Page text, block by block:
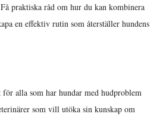
praktiska råd om hur du kan kombinera
en effektiv rutin som återställer hundens
alla som har hundar med hudproblem
som vill utöka sin kunskap om